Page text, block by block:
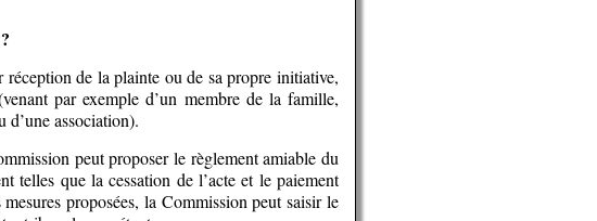
de la plainte ou de sa propre initiative,
par exemple d’un membre de la famille,
d’une association).
peut proposer le règlement amiable du
telles que la cessation de l’acte et le paiement
proposées, la Commission peut saisir le